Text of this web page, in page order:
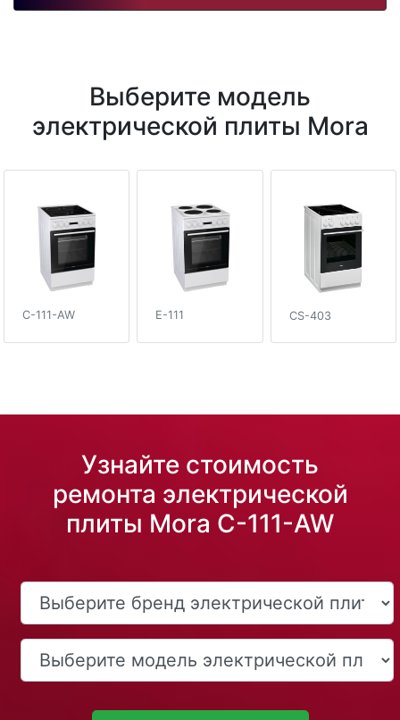
Выберите модель
электрической плиты Mora
C-111-AW E-111 CS-403
Узнайте стоимость
ремонта электрической
плиты Mora C-111-AW